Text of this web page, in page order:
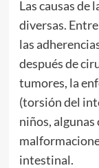
Las causas
diversas.
las
después de
tumores, la
(torsión del
niños,
intestinal.